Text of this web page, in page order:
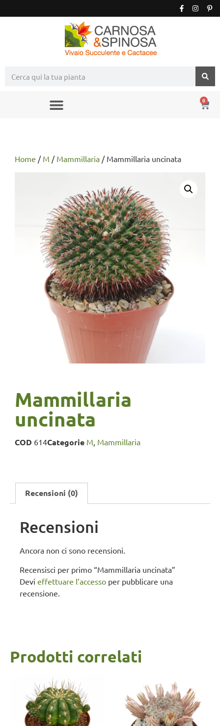
0
Home / M / Mammillaria / Mammillaria uncinata
Mammillaria
uncinata
COD 614Categorie M Mammillaria
Recensioni (0)
Recensioni
Ancora non ci sono recensioni.
Recensisci per primo “Mammillaria uncinata”
Devi effettuare l’accesso per pubblicare una
recensione.
Prodotti correlati